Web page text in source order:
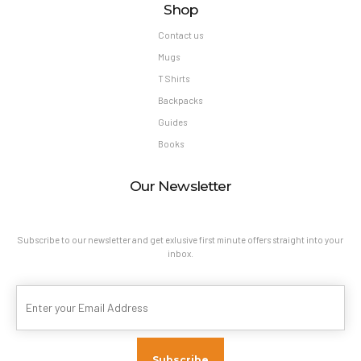
Shop
Contact us
Mugs
T Shirts
Backpacks
Guides
Books
Our Newsletter
Subscribe to our newsletter and get exlusive first minute offers straight into your
inbox.